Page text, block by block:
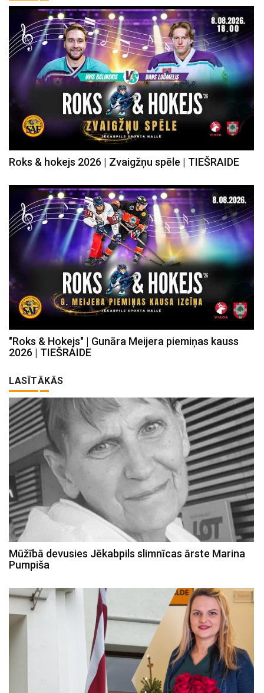
Roks & hokejs 2026 | Zvaigžņu spēle | TIEŠRAIDE
"Roks & Hokejs" | Gunāra Meijera piemiņas kauss
2026 | TIEŠRAIDE
LASĪTĀKĀS
Mūžībā devusies Jēkabpils slimnīcas ārste Marina
Pumpiša